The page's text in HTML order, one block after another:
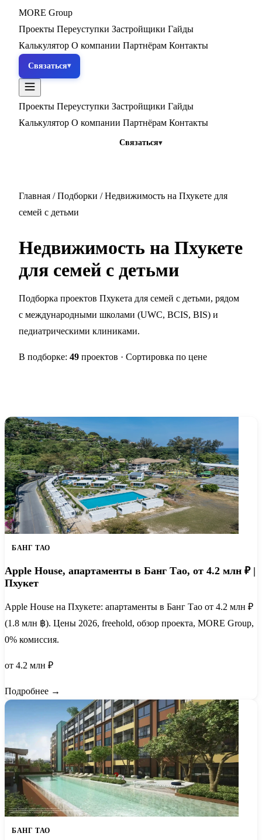
MORE Group
Проекты Переуступки Застройщики Гайды
Калькулятор О компании Партнёрам Контакты
Связаться
Проекты Переуступки Застройщики Гайды
Калькулятор О компании Партнёрам Контакты
Связаться
Главная / Подборки / Недвижимость на Пхукете для
семей с детьми
Недвижимость на Пхукете
для семей с детьми
Подборка проектов Пхукета для семей с детьми, рядом
с международными школами (UWC, BCIS, BIS) и
педиатрическими клиниками.
В подборке: 49 проектов · Сортировка по цене
БАНГ ТАО
Apple House, апартаменты в Банг Тао, от 4.2 млн ₽ |
Пхукет
Apple House на Пхукете: апартаменты в Банг Тао от 4.2 млн ₽
(1.8 млн ฿). Цены 2026, freehold, обзор проекта, MORE Group,
0% комиссия.
от 4.2 млн ₽
Подробнее →
БАНГ ТАО